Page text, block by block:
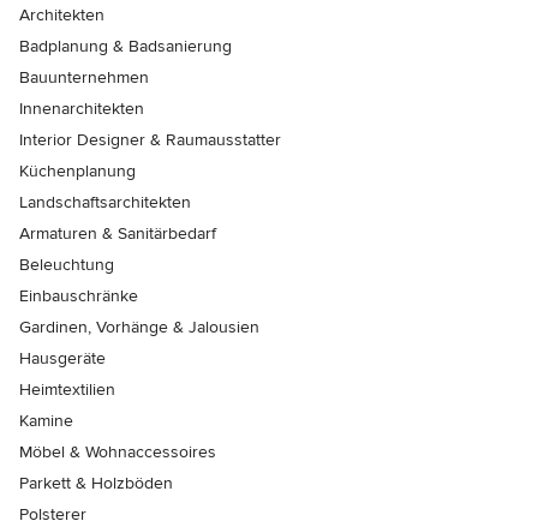
Architekten
Badplanung & Badsanierung
Bauunternehmen
Innenarchitekten
Interior Designer & Raumausstatter
Küchenplanung
Landschaftsarchitekten
Armaturen & Sanitärbedarf
Beleuchtung
Einbauschränke
Gardinen, Vorhänge & Jalousien
Hausgeräte
Heimtextilien
Kamine
Möbel & Wohnaccessoires
Parkett & Holzböden
Polsterer